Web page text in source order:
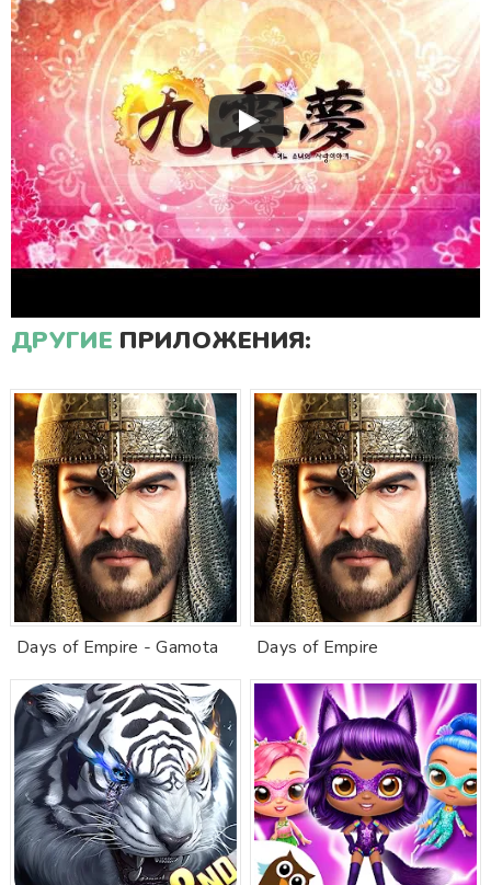
ДРУГИЕ ПРИЛОЖЕНИЯ:
Days of Empire - Gamota Days of Empire